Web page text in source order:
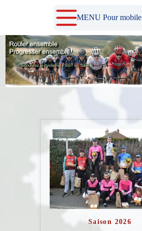
MENU Pour mobile
Saison 2026